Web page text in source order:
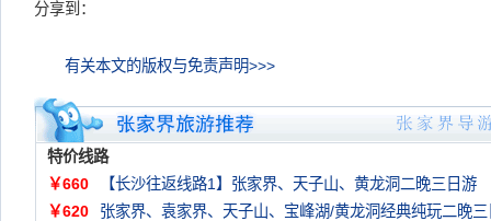
分享到：
有关本文的版权与免责声明>>>
特价线路
￥660
【长沙往返线路1】张家界、天子山、黄龙洞二晚三日游
￥620
张家界、袁家界、天子山、宝峰湖/黄龙洞经典纯玩二晚三